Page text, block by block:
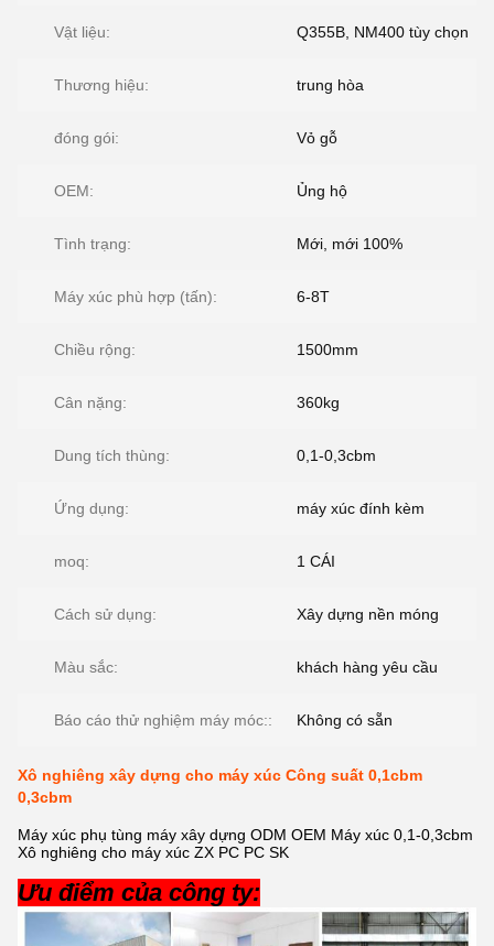
Vật liệu: Q355B, NM400 tùy chọn
Thương hiệu: trung hòa
đóng gói: Vỏ gỗ
OEM: Ủng hộ
Tình trạng: Mới, mới 100%
Máy xúc phù hợp (tấn): 6-8T
Chiều rộng: 1500mm
Cân nặng: 360kg
Dung tích thùng: 0,1-0,3cbm
Ứng dụng: máy xúc đính kèm
moq: 1 CÁI
Cách sử dụng: Xây dựng nền móng
Màu sắc: khách hàng yêu cầu
Báo cáo thử nghiệm máy móc:: Không có sẵn
Xô nghiêng xây dựng cho máy xúc Công suất 0,1cbm
0,3cbm
Máy xúc phụ tùng máy xây dựng ODM OEM Máy xúc 0,1-0,3cbm
Xô nghiêng cho máy xúc ZX PC PC SK
Ưu điểm của công ty: